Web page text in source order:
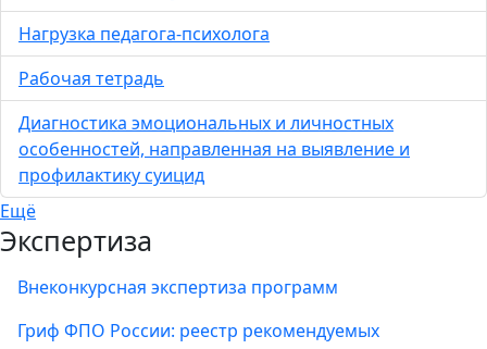
Нагрузка педагога-психолога
Рабочая тетрадь
Диагностика эмоциональных и личностных
особенностей, направленная на выявление и
профилактику суицид
Ещё
Экспертиза
Внеконкурсная экспертиза программ
Гриф ФПО России: реестр рекомендуемых